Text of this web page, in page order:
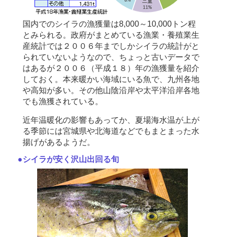
国内でのシイラの漁獲量は8,000～10,000トン程
とみられる。政府がまとめている漁業・養殖業生
産統計では２００６年までしかシイラの統計がと
られていないようなので、ちょっと古いデータで
はあるが２００６（平成１８）年の漁獲量を紹介
しておく。本来暖かい海域にいる魚で、九州各地
や高知が多い。その他山陰沿岸や太平洋沿岸各地
でも漁獲されている。
近年温暖化の影響もあってか、夏場海水温が上が
る季節には宮城県や北海道などでもまとまった水
揚げがあるようだ。
●シイラが安く沢山出回る旬